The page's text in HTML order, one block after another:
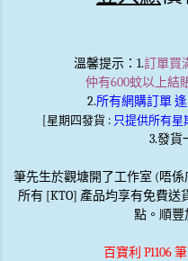
溫馨提示：1.訂單買
仲有600蚊以上結
2.所有網購訂單
[星期四發貨 : 只提供所有星
3.發貨
筆先生於觀塘開了工作室 (唔
所有 [KTO] 產品均享有免費送
點。順豐
百寶利 P1106